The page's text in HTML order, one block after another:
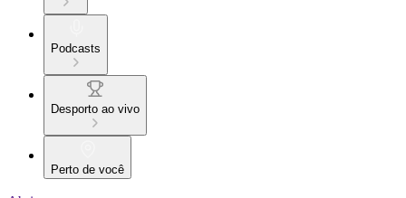
Podcasts
Desporto ao vivo
Perto de você